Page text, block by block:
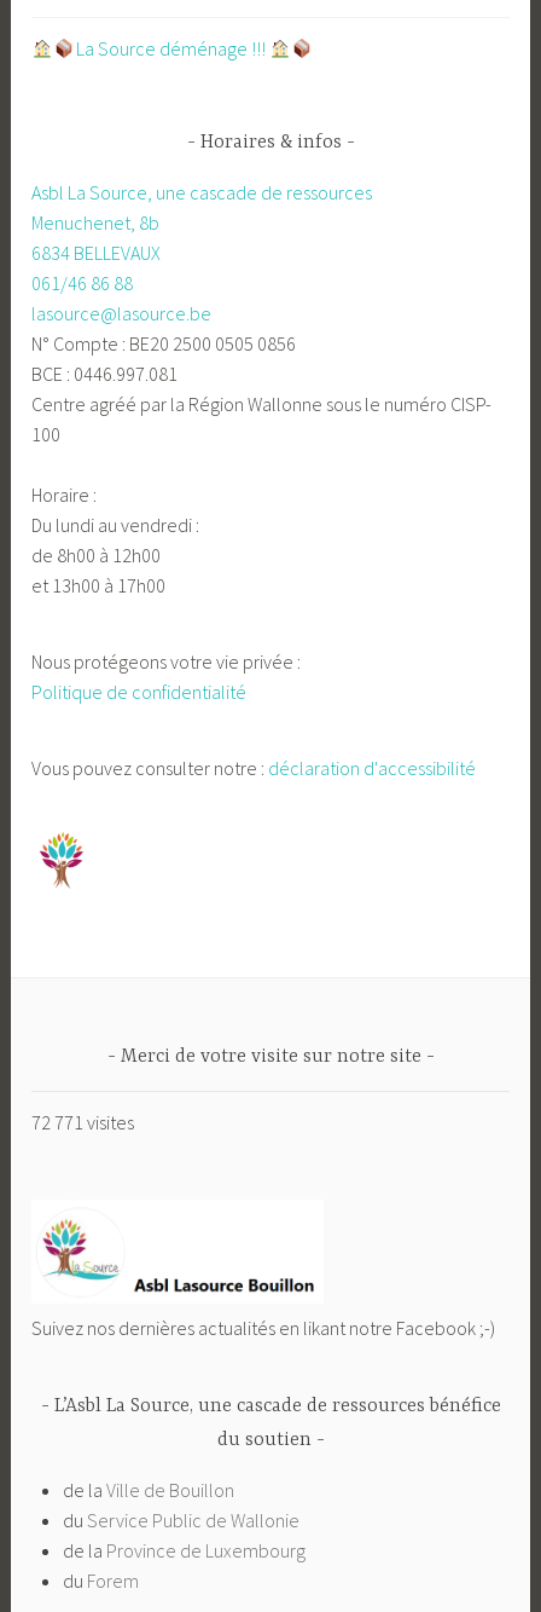
​La Source déménage !!!
Horaires & infos
Asbl La Source, une cascade de ressources
Menuchenet, 8b
6834 BELLEVAUX
061/46 86 88
lasource@lasource.be
N° Compte : BE20 2500 0505 0856
BCE : 0446.997.081
Centre agréé par la Région Wallonne sous le numéro CISP-
100
Horaire :
Du lundi au vendredi :
de 8h00 à 12h00
et 13h00 à 17h00
Nous protégeons votre vie privée :
Politique de confidentialité
Vous pouvez consulter notre : déclaration d'accessibilité
Merci de votre visite sur notre site
72 771 visites
Suivez nos dernières actualités en likant notre Facebook ;-)
L’Asbl La Source, une cascade de ressources bénéfice
du soutien
de la Ville de Bouillon
du Service Public de Wallonie
de la Province de Luxembourg
du Forem